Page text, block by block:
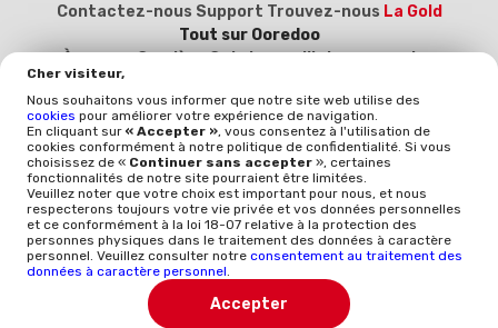
Cher visiteur,
Nous souhaitons vous informer que notre site web utilise des
cookies pour améliorer votre expérience de navigation.
En cliquant sur « Accepter », vous consentez à l'utilisation de
cookies conformément à notre politique de confidentialité. Si vous
choisissez de « Continuer sans accepter », certaines
fonctionnalités de notre site pourraient être limitées.
Veuillez noter que votre choix est important pour nous, et nous
respecterons toujours votre vie privée et vos données personnelles
et ce conformément à la loi 18-07 relative à la protection des
personnes physiques dans le traitement des données à caractère
personnel. Veuillez consulter notre consentement au traitement des
données à caractère personnel.
Accepter
Contactez-nous Support Trouvez-nous La Gold
Tout sur Ooredoo
À proposCarrièreCatalogue d’interconnexion
2025-2026
vous ici)
Politique et qualité
Mentions légales Politique qualitéWhistleblowing
ISO 9001ISO-CEI 27001Données à caractère
personnel Politique générale de protection des
données
TÉLÉCHARGER L'APP